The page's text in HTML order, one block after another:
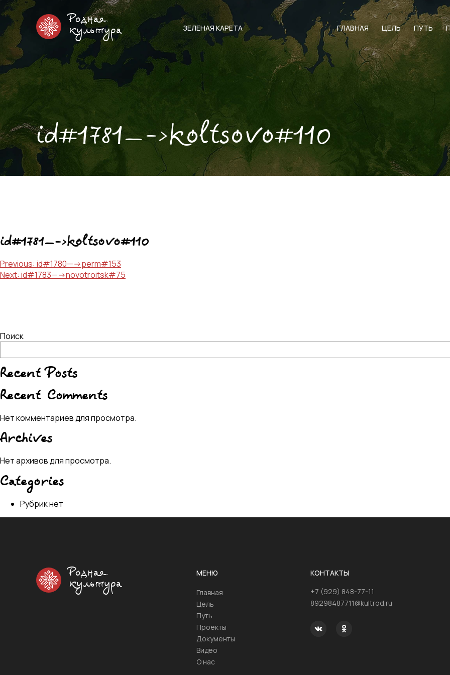
Родная
культура
ЗЕЛЕНАЯ КАРЕТА ГЛАВНАЯ ЦЕЛЬ ПУТЬ
id#1781—->koltsovo#110
id#1781—->koltsovo#110
Навигация
по
Previous: id#1780—->perm#153
Next: id#1783—->novotroitsk#75
Поиск
Recent Posts
Recent Comments
Нет комментариев для просмотра.
Archives
Нет архивов для просмотра.
Categories
Рубрик нет
Родная
культура
МЕНЮ
Главная
Цель
Путь
Проекты
Документы
Видео
О нас
КОНТАКТЫ
+7 (929) 848-77-11
89298487711@kultrod.ru